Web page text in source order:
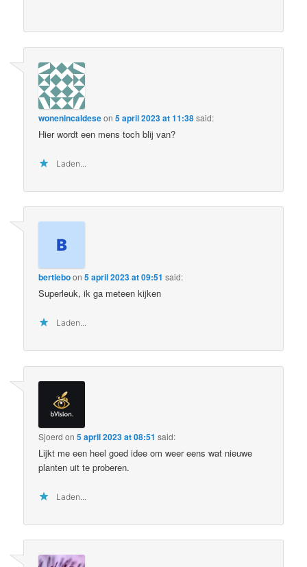
wonenincaldeseon5 april 2023 at 11:38said:
Hier wordt een mens toch blij van?
Laden...
bertieboon5 april 2023 at 09:51 said:
Superleuk, ik ga meteen kijken
Laden...
Sjoerd on5 april 2023 at 08:51 said:
Lijkt me een heel goed idee om weer eens wat nieuwe
planten uit te proberen.
Laden...